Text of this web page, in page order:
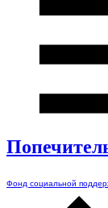
Фонд социальной